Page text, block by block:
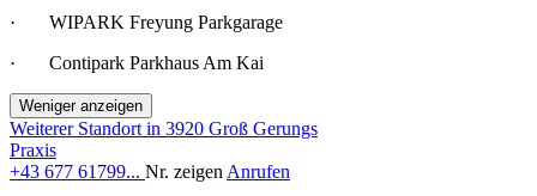
· WIPARK Freyung Parkgarage
· Contipark Parkhaus Am Kai
Weniger anzeigen
Weiterer Standort in 3920 Groß Gerungs
Praxis
+43 677 61799... Nr. zeigen Anrufen